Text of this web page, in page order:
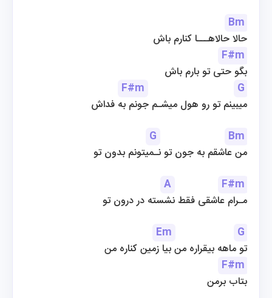
Bm
حالا حالاهـــا کنارم باش
F#m
بگو حتی تو بارم باش
F#m
G
میبینم تو رو هول میشـم جونم به فداش
G
Bm
من عاشقم به جون تو نـمیتونم بدون تو
A
F#m
مـرام عاشقی فقط نشسته در درون تو
Em
G
تو ماهه بیقراره من بیا زمین کناره من
F#m
بتاب برمن